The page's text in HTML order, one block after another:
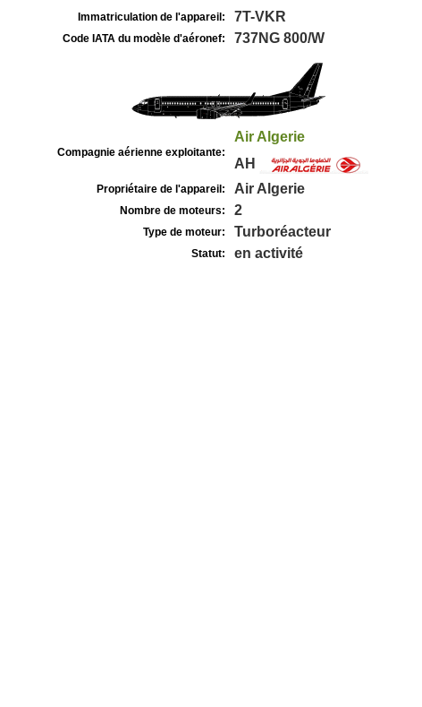
Immatriculation de l'appareil: 7T-VKR
Code IATA du modèle d'aéronef: 737NG 800/W
Compagnie aérienne exploitante:
Air Algerie
AH
Propriétaire de l'appareil: Air Algerie
Nombre de moteurs: 2
Type de moteur: Turboréacteur
Statut: en activité